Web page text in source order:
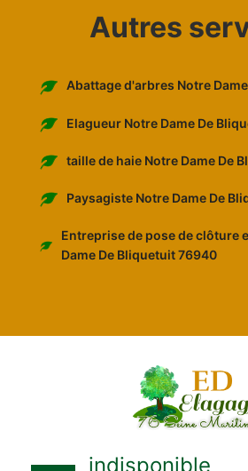
Autres
Abattage d'arbres Notre
Elagueur Notre Dame De
taille de haie Notre Dame De
Paysagiste Notre Dame De
Entreprise de pose de clôture
Dame De Bliquetuit 76940
indisponible